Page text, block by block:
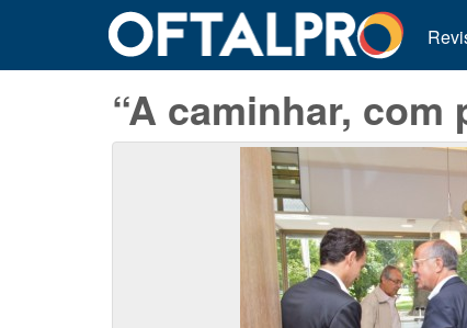
“A caminhar, com